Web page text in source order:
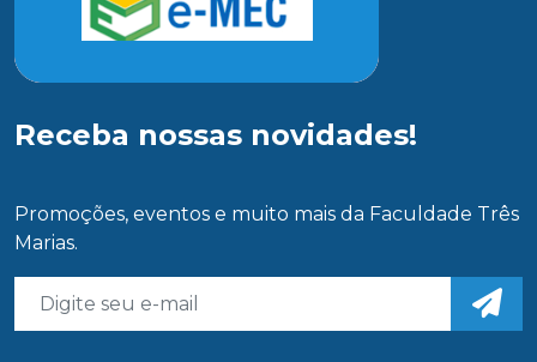
Receba nossas novidades!
Promoções, eventos e muito mais da Faculdade Três
Marias.